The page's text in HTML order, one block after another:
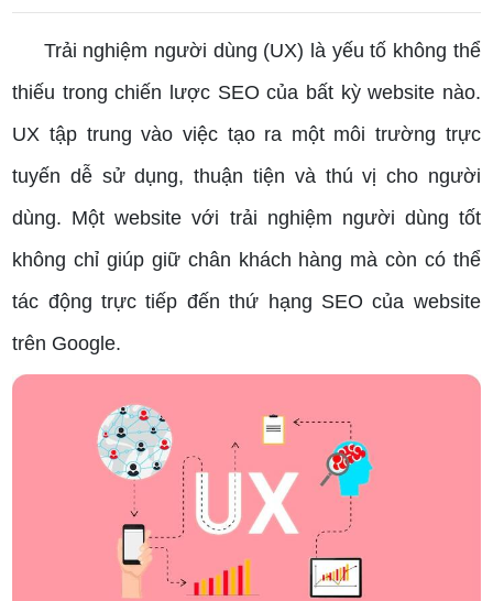
Trải nghiệm người dùng (UX) là yếu tố không thể
thiếu trong chiến lược SEO của bất kỳ website nào.
UX tập trung vào việc tạo ra một môi trường trực
tuyến dễ sử dụng, thuận tiện và thú vị cho người
dùng. Một website với trải nghiệm người dùng tốt
không chỉ giúp giữ chân khách hàng mà còn có thể
tác động trực tiếp đến thứ hạng SEO của website
trên Google.